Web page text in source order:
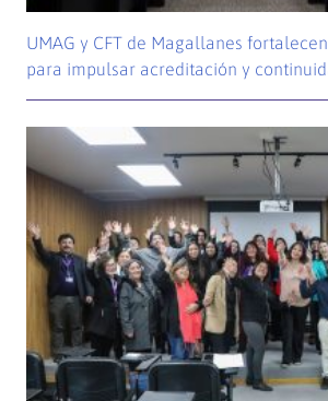
UMAG y CFT de Magallanes
para impulsar acreditación y